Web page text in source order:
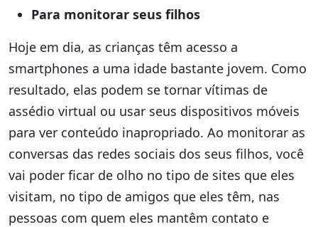
Para monitorar seus filhos
Hoje em dia, as crianças têm acesso a
smartphones a uma idade bastante jovem. Como
resultado, elas podem se tornar vítimas de
assédio virtual ou usar seus dispositivos móveis
para ver conteúdo inapropriado. Ao monitorar as
conversas das redes sociais dos seus filhos, você
vai poder ficar de olho no tipo de sites que eles
visitam, no tipo de amigos que eles têm, nas
pessoas com quem eles mantêm contato e